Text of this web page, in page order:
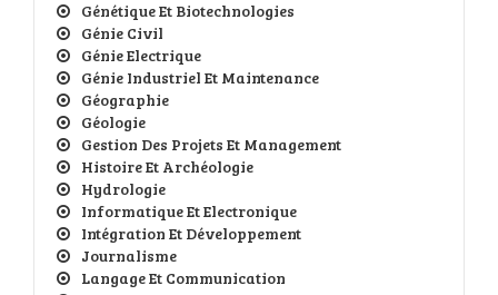
Génétique Et Biotechnologies
Génie Civil
Génie Electrique
Génie Industriel Et Maintenance
Géographie
Géologie
Gestion Des Projets Et Management
Histoire Et Archéologie
Hydrologie
Informatique Et Electronique
Intégration Et Développement
Journalisme
Langage Et Communication